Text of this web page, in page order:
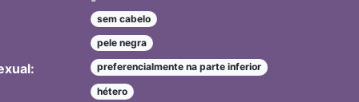
sem cabelo
pele negra
preferencialmente na parte inferior
hétero